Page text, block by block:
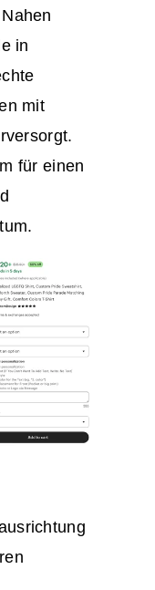
in
mit
für einen